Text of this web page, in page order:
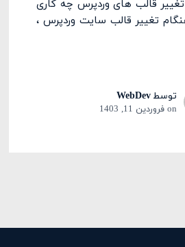
تغییر قالب سایت وردپرس ،
توسطWebDev
on فروردین 11, 1403